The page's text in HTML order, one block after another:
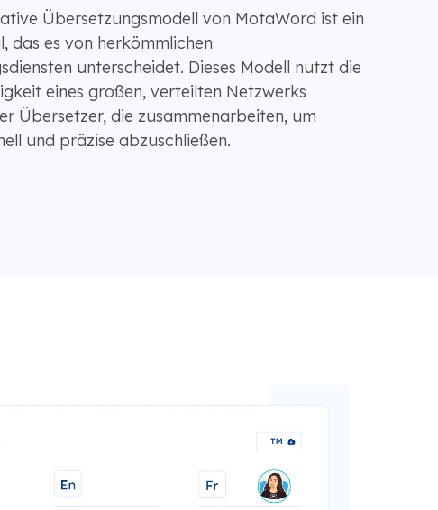
Übersetzungsmodell von MotaWord ist ein
das es von herkömmlichen
unterscheidet. Dieses Modell nutzt die
eines großen, verteilten Netzwerks
Übersetzer, die zusammenarbeiten, um
und präzise abzuschließen.